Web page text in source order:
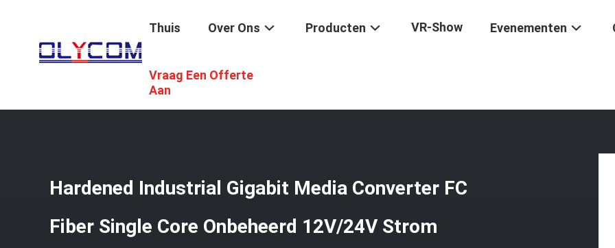
Thuis Over Ons Producten VR-Show Evenementen
Vraag Een Offerte
Aan
Industriële Ethernetmedia Convertor
Hardened Industrial Gigabit Media Converter FC
Fiber Single Core Onbeheerd 12V/24V Strom